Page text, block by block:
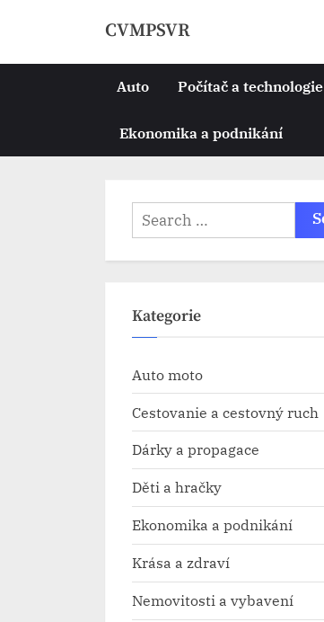
content
CVMPSVR
Auto Počítač a technologie
Ekonomika a podnikání
Search
for:
Kategorie
Auto moto
Cestovanie a cestovný ruch
Dárky a propagace
Děti a hračky
Ekonomika a podnikání
Krása a zdraví
Nemovitosti a vybavení